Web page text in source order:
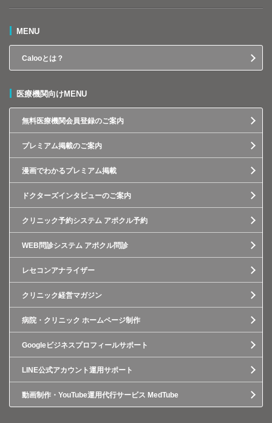
MENU
Calooとは？
医療機関向けMENU
無料医療機関会員登録のご案内
プレミアム掲載のご案内
漫画でわかるプレミアム掲載
ドクターズインタビューのご案内
クリニック予約システム アポクル予約
WEB問診システム アポクル問診
レセコンアナライザー
クリニック経営マガジン
病院・クリニック ホームページ制作
Googleビジネスプロフィールサポート
LINE公式アカウント運用サポート
動画制作・YouTube運用代行サービス MedTube